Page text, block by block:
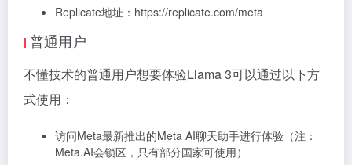
Replicate地址：https://replicate.com/meta
普通用户
不懂技术的普通用户想要体验Llama 3可以通过以下方
式使用：
访问Meta最新推出的Meta AI聊天助手进行体验（注：
Meta.AI会锁区，只有部分国家可使用）